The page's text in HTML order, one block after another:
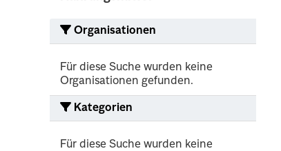
Organisationen
Für diese Suche wurden keine
Organisationen gefunden.
Kategorien
Für diese Suche wurden keine